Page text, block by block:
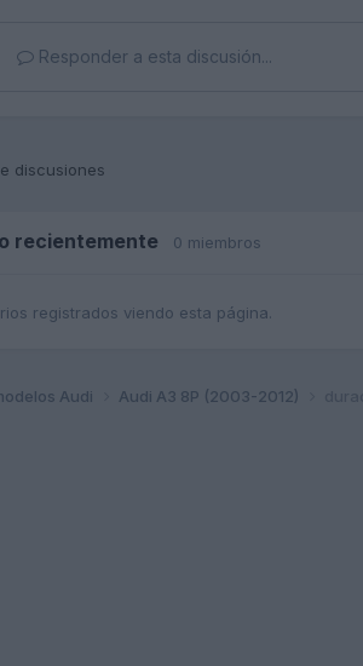
Responder a esta discusión...
discusiones
recientemente 0 miembros
registrados viendo esta página.
Audi Audi A3 8P (2003-2012)